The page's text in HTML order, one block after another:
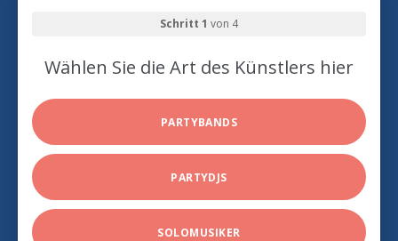
Schritt 1 von 4
Wählen Sie die Art des Künstlers hier
PARTYBANDS
PARTYDJS
SOLOMUSIKER